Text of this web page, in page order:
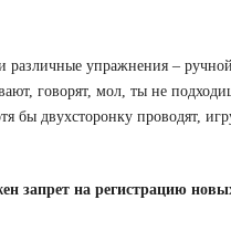
различные упражнения –
говорят, мол, ты не
бы двухсторонку проводят,
запрет на регистрацию